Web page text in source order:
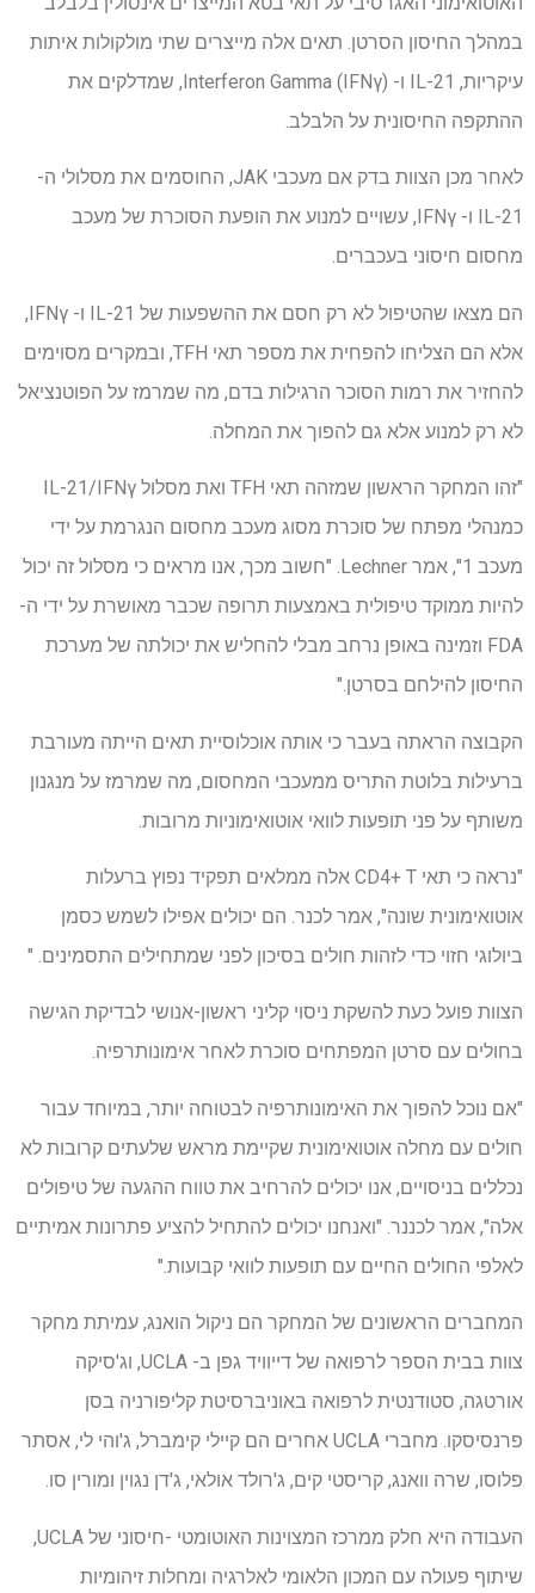
במהלך החיסון הסרטן. תאים אלה מייצרים שתי מולקולות איתות
עיקריות, IL-21 ו- Interferon Gamma (IFNγ), שמדלקים את
ההתקפה החיסונית על הלבלב.
לאחר מכן הצוות בדק אם מעכבי JAK, החוסמים את מסלולי ה-
IL-21 ו- IFNγ, עשויים למנוע את הופעת הסוכרת של מעכב
מחסום חיסוני בעכברים.
הם מצאו שהטיפול לא רק חסם את ההשפעות של IL-21 ו- IFNγ,
אלא הם הצליחו להפחית את מספר תאי TFH, ובמקרים מסוימים
להחזיר את רמות הסוכר הרגילות בדם, מה שמרמז על הפוטנציאל
לא רק למנוע אלא גם להפוך את המחלה.
"זהו המחקר הראשון שמזהה תאי TFH ואת מסלול IL-21/IFNγ
כמנהלי מפתח של סוכרת מסוג מעכב מחסום הנגרמת על ידי
מעכב 1", אמר Lechner. "חשוב מכך, אנו מראים כי מסלול זה יכול
להיות ממוקד טיפולית באמצעות תרופה שכבר מאושרת על ידי ה-
FDA וזמינה באופן נרחב מבלי להחליש את יכולתה של מערכת
החיסון להילחם בסרטן."
הקבוצה הראתה בעבר כי אותה אוכלוסיית תאים הייתה מעורבת
ברעילות בלוטת התריס ממעכבי המחסום, מה שמרמז על מנגנון
משותף על פני תופעות לוואי אוטואימוניות מרובות.
"נראה כי תאי CD4+ T אלה ממלאים תפקיד נפוץ ברעלות
אוטואימונית שונה", אמר לכנר. הם יכולים אפילו לשמש כסמן
ביולוגי חזוי כדי לזהות חולים בסיכון לפני שמתחילים התסמינים. "
הצוות פועל כעת להשקת ניסוי קליני ראשון-אנושי לבדיקת הגישה
בחולים עם סרטן המפתחים סוכרת לאחר אימונותרפיה.
"אם נוכל להפוך את האימונותרפיה לבטוחה יותר, במיוחד עבור
חולים עם מחלה אוטואימונית שקיימת מראש שלעתים קרובות לא
נכללים בניסויים, אנו יכולים להרחיב את טווח ההגעה של טיפולים
אלה", אמר לכננר. "ואנחנו יכולים להתחיל להציע פתרונות אמיתיים
לאלפי החולים החיים עם תופעות לוואי קבועות."
המחברים הראשונים של המחקר הם ניקול הואנג, עמיתת מחקר
צוות בבית הספר לרפואה של דייוויד גפן ב- UCLA, וג'סיקה
אורטגה, סטודנטית לרפואה באוניברסיטת קליפורניה בסן
פרנסיסקו. מחברי UCLA אחרים הם קיילי קימברל, ג'והי לי, אסתר
פלוסו, שרה וואנג, קריסטי קים, ג'רולד אולאי, ג'דן נגוין ומורין סו.
העבודה היא חלק ממרכז המצוינות האוטומטי -חיסוני של UCLA,
שיתוף פעולה עם המכון הלאומי לאלרגיה ומחלות זיהומיות